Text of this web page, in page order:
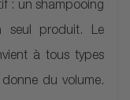
: un shampooing
produit. Le
à tous types
du volume.